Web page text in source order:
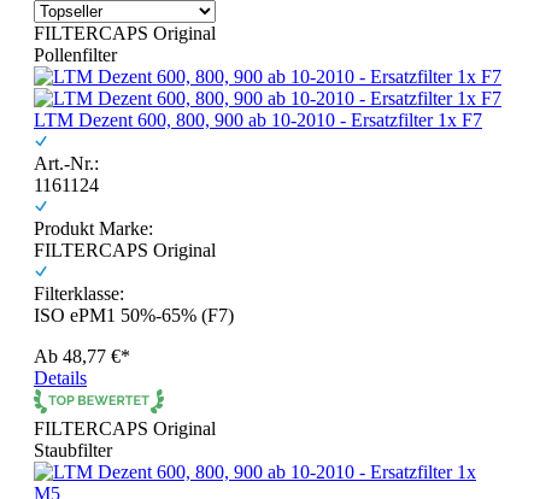
FILTERCAPS Original
Pollenfilter
LTM Dezent 600, 800, 900 ab 10-2010 - Ersatzfilter 1x F7
Art.-Nr.:
1161124
Produkt Marke:
FILTERCAPS Original
Filterklasse:
ISO ePM1 50%-65% (F7)
Ab 48,77 €*
Details
FILTERCAPS Original
Staubfilter